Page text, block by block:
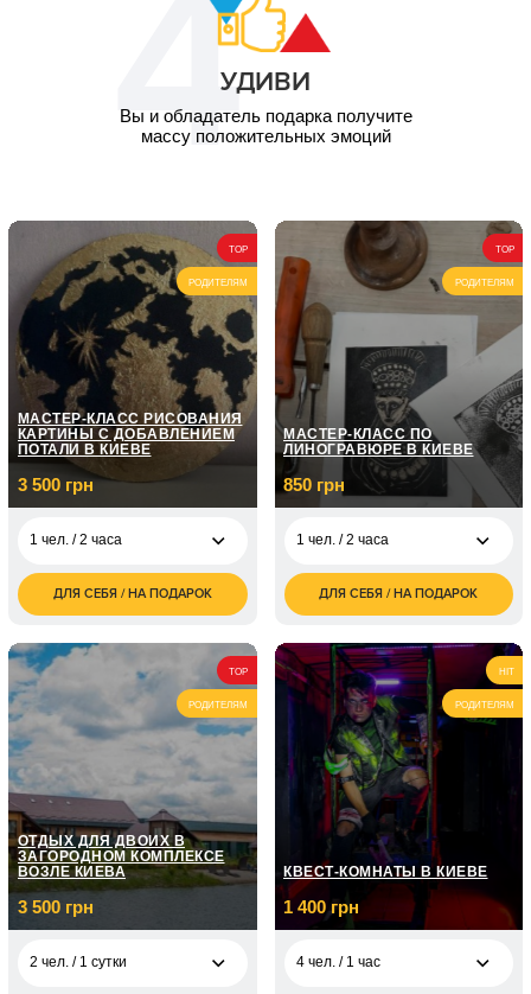
УДИВИ
Вы и обладатель подарка получите
массу положительных эмоций
TOP
РОДИТЕЛЯМ
МАСТЕР-КЛАСС РИСОВАНИЯ
КАРТИНЫ С ДОБАВЛЕНИЕМ
ПОТАЛИ В КИЕВЕ
3 500 грн
1 чел. / 2 часа
3 500
грн
ДЛЯ СЕБЯ / НА ПОДАРОК
TOP
РОДИТЕЛЯМ
МАСТЕР-КЛАСС ПО
ЛИНОГРАВЮРЕ В КИЕВЕ
850 грн
1 чел. / 2 часа
грн
2 чел. / 2 часа
1 700
грн
ДЛЯ СЕБЯ / НА ПОДАРОК
TOP
РОДИТЕЛЯМ
ОТДЫХ ДЛЯ ДВОИХ В
ЗАГОРОДНОМ КОМПЛЕКСЕ
ВОЗЛЕ КИЕВА
3 500 грн
2 чел. / 1 сутки
HIT
РОДИТЕЛЯМ
КВЕСТ-КОМНАТЫ В КИЕВЕ
1 400 грн
4 чел. / 1 час